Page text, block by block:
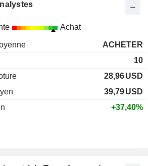
Achat
ACHETER
10
28,96USD
39,79USD
+37,40%